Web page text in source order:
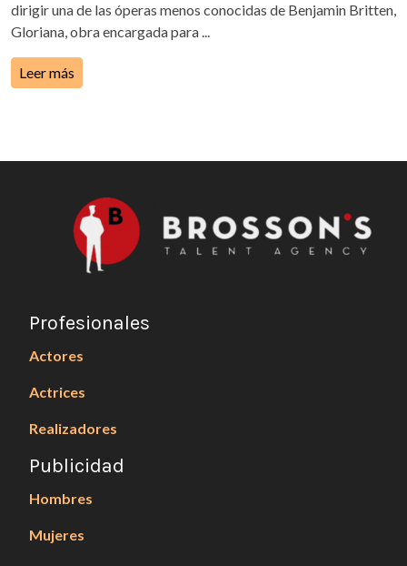
dirigir una de las óperas menos conocidas de Benjamin Britten,
Gloriana, obra encargada para ...
Leer más
Profesionales
Actores
Actrices
Realizadores
Publicidad
Hombres
Mujeres